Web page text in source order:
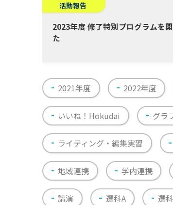
活動報告
2023年度 修了特別プログラムを
た
2021年度 2022年度
いいね！Hokudai グラ
ライティング・編集実習
地域連携 学内連携
講演 選科A 選